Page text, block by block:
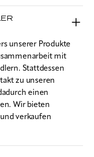
unserer Produkte
mit
Stattdessen
zu unseren
einen
Wir bieten
verkaufen